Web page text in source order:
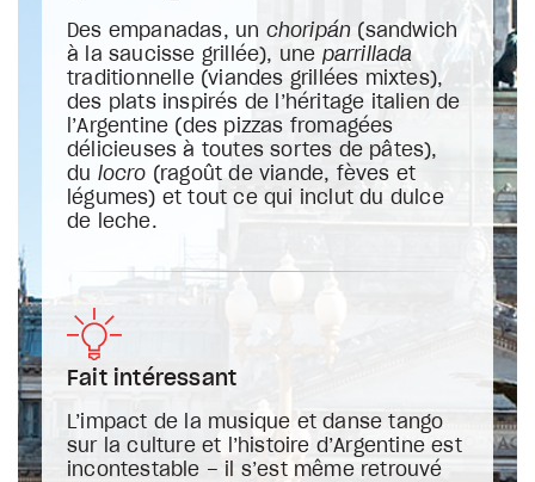
Des empanadas, un choripán (sandwich
à la saucisse grillée), une parrillada
traditionnelle (viandes grillées mixtes),
des plats inspirés de l’héritage italien de
l’Argentine (des pizzas fromagées
délicieuses à toutes sortes de pâtes),
du locro (ragoût de viande, fèves et
légumes) et tout ce qui inclut du dulce
de leche.
Fait intéressant
L’impact de la musique et danse tango
sur la culture et l’histoire d’Argentine est
incontestable – il s’est même retrouvé